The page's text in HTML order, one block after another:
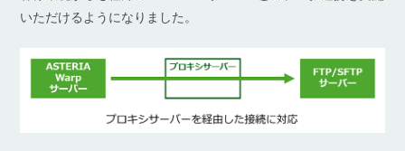
いただけるようになりました。